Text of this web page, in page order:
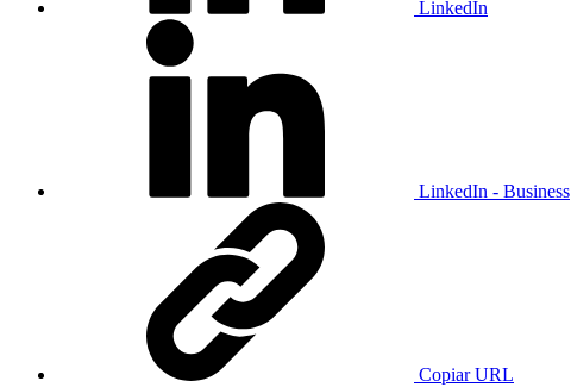
LinkedIn
LinkedIn - Business
Copiar URL